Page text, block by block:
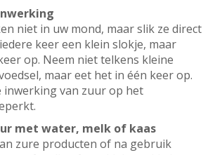
niet in uw mond, maar slik ze direct
keer een klein slokje, maar
op. Neem niet telkens kleine
maar eet het in één keer op.
van zuur op het
met water, melk of kaas
zure producten of na gebruik